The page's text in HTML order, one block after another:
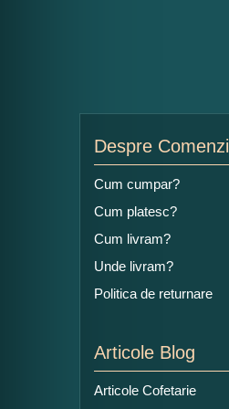
Despre Comenzi
Cum cumpar?
Cum platesc?
Cum livram?
Unde livram?
Politica de returnare
Articole Blog
Articole Cofetarie